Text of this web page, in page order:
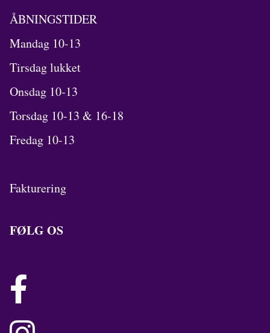
ÅBNINGSTIDER
Mandag 10-13
Tirsdag lukket
Onsdag 10-13
Torsdag 10-13 & 16-18
Fredag 10-13
Fakturering
FØLG OS
